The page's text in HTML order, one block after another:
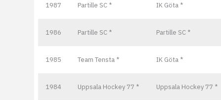
1987 Partille SC * IK Göta *
1986 Partille SC * Partille SC *
1985 Team Tensta * IK Göta *
1984 Uppsala Hockey 77 * Uppsala Hockey 77 *